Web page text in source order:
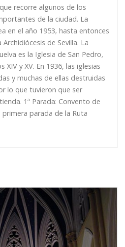
recorre algunos de los
de la ciudad. La
en el año 1953, hasta entonces
de Sevilla. La
es la Iglesia de San Pedro,
y XV. En 1936, las iglesias
y muchas de ellas destruidas
lo que tuvieron que ser
1ª Parada: Convento de
primera parada de la Ruta